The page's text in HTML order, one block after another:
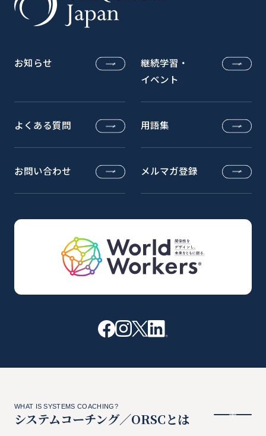
お知らせ
継続学習・
イベント
よくある質問 用語集
お問い合わせ メルマガ登録
WHAT IS SYSTEMS COACHING?
システムコーチング／ORSCとは